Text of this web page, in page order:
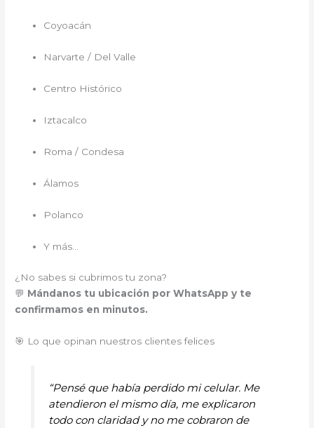
Coyoacán
Narvarte / Del Valle
Centro Histórico
Iztacalco
Roma / Condesa
Álamos
Polanco
Y más…
¿No sabes si cubrimos tu zona?
💬 Mándanos tu ubicación por WhatsApp y te
confirmamos en minutos.
🎯 Lo que opinan nuestros clientes felices
“Pensé que había perdido mi celular. Me
atendieron el mismo día, me explicaron
todo con claridad y no me cobraron de